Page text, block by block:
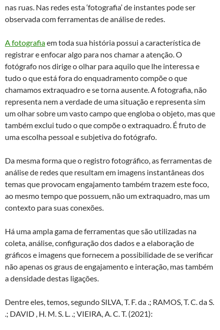
nas ruas. Nas redes esta ‘fotografia’ de instantes pode ser
observada com ferramentas de análise de redes.
A fotografiaem toda sua história possui a característica de
registrar e enfocar algo para nos chamar a atenção. O
fotógrafo nos dirige o olhar para aquilo que lhe interessa e
tudo o que está fora do enquadramento compõe o que
chamamos extraquadro e se torna ausente. A fotografia, não
representa nem a verdade de uma situação e representa sim
um olhar sobre um vasto campo que engloba o objeto, mas que
também exclui tudo o que compõe o extraquadro. É fruto de
uma escolha pessoal e subjetiva do fotógrafo.
Da mesma forma que o registro fotográfico, as ferramentas de
análise de redes que resultam em imagens instantâneas dos
temas que provocam engajamento também trazem este foco,
ao mesmo tempo que possuem, não um extraquadro, mas um
contexto para suas conexões.
Há uma ampla gama de ferramentas que são utilizadas na
coleta, análise, configuração dos dados e a elaboração de
gráficos e imagens que fornecem a possibilidade de se verificar
não apenas os graus de engajamento e interação, mas também
a densidade destas ligações.
Dentre eles, temos, segundo SILVA, T. F. da .; RAMOS, T. C. da S.
.; DAVID , H. M. S. L. .; VIEIRA, A. C. T. (2021):